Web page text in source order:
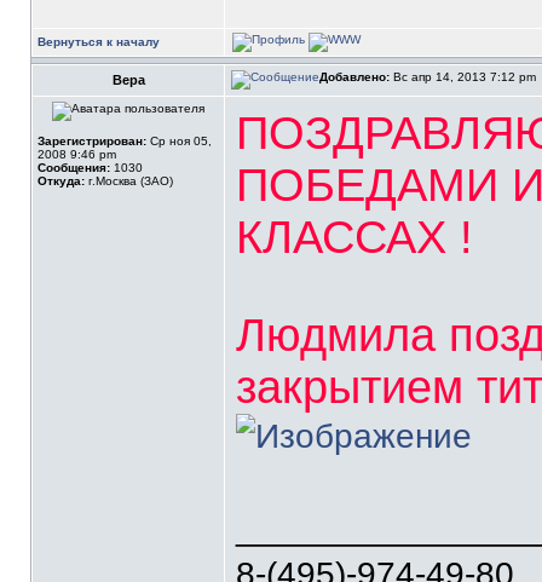
Вернуться к началу
Вера Добавлено: Вс апр 14, 2013 7:12 pm
Зарегистрирован: Ср ноя 05,
2008 9:46 pm
Сообщения: 1030
Откуда: г.Москва (ЗАО)
ПОБЕДАМИ
КЛАССАХ !
Людмила
закрытием
8-(495)-974-49-80